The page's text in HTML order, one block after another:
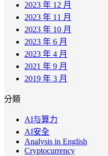
2023 年 12 月
2023 年 11 月
2023 年 10 月
2023 年 6 月
2023 年 4 月
2021 年 9 月
2019 年 3 月
分類
AI与算力
AI安全
Analysis in English
Cryptocurrency